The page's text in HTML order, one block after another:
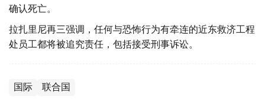
确认死亡。
拉扎里尼再三强调，任何与恐怖行为有牵连的近东救济工程
处员工都将被追究责任，包括接受刑事诉讼。
国际 联合国